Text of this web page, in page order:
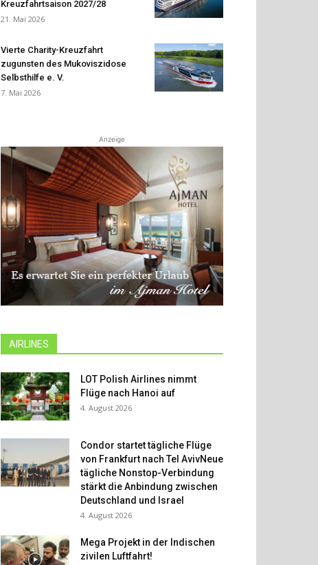
Kreuzfahrtsaison 2027/28
21. Mai 2026
Vierte Charity-Kreuzfahrt
zugunsten des Mukoviszidose
Selbsthilfe e. V.
7. Mai 2026
Anzeige
AIRLINES
LOT Polish Airlines nimmt
Flüge nach Hanoi auf
4. August 2026
Condor startet tägliche Flüge
von Frankfurt nach Tel AvivNeue
tägliche Nonstop-Verbindung
stärkt die Anbindung zwischen
Deutschland und Israel
4. August 2026
Mega Projekt in der Indischen
zivilen Luftfahrt!